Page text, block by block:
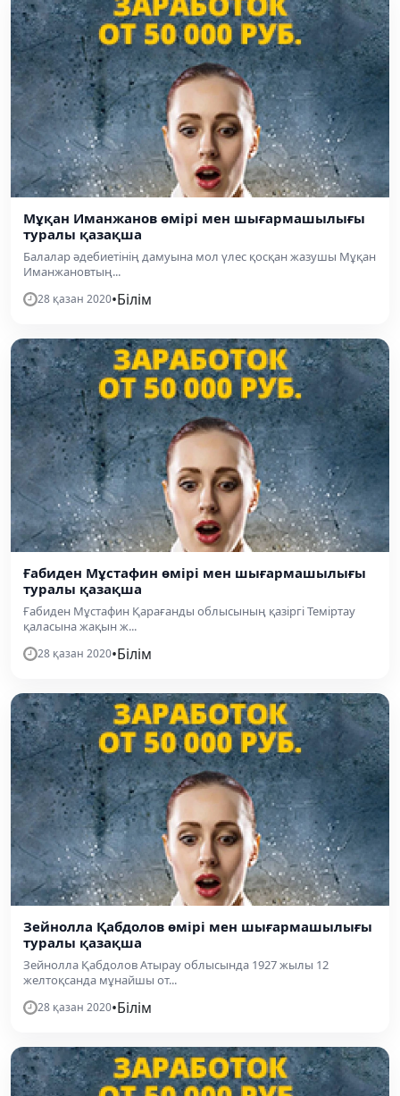
Мұқан Иманжанов өмірі мен шығармашылығы
туралы қазақша
Балалар әдебиетінің дамуына мол үлес қосқан жазушы Мұқан
Иманжановтың...
28 қазан 2020•Білім
Ғабиден Мұстафин өмірі мен шығармашылығы
туралы қазақша
Ғабиден Мұстафин Қарағанды облысының қазіргі Теміртау
қаласына жақын ж...
28 қазан 2020•Білім
Зейнолла Қабдолов өмірі мен шығармашылығы
туралы қазақша
Зейнолла Қабдолов Атырау облысында 1927 жылы 12
желтоқсанда мұнайшы от...
28 қазан 2020•Білім